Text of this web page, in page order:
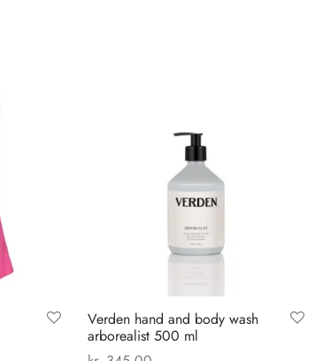
Verden hand and body wash
arborealist 500 ml